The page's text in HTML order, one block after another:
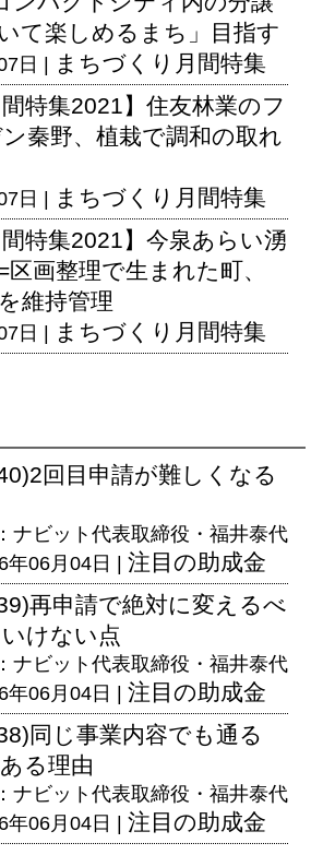
て楽しめるまち」目指す
日 | まちづくり月間特集
特集2021】住友林業のフ
秦野、植栽で調和の取れ
日 | まちづくり月間特集
間特集2021】今泉あらい湧
画整理で生まれた町、
維持管理
日 | まちづくり月間特集
回目申請が難しくなる
ナビット代表取締役・福井泰代
年06月04日 | 注目の助成金
再申請で絶対に変えるべ
けない点
ナビット代表取締役・福井泰代
年06月04日 | 注目の助成金
同じ事業内容でも通る
る理由
ナビット代表取締役・福井泰代
年06月04日 | 注目の助成金